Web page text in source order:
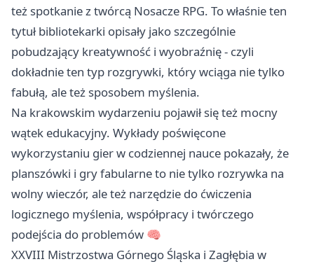
też spotkanie z twórcą Nosacze RPG. To właśnie ten
tytuł bibliotekarki opisały jako szczególnie
pobudzający kreatywność i wyobraźnię - czyli
dokładnie ten typ rozgrywki, który wciąga nie tylko
fabułą, ale też sposobem myślenia.
Na krakowskim wydarzeniu pojawił się też mocny
wątek edukacyjny. Wykłady poświęcone
wykorzystaniu gier w codziennej nauce pokazały, że
planszówki i gry fabularne to nie tylko rozrywka na
wolny wieczór, ale też narzędzie do ćwiczenia
logicznego myślenia, współpracy i twórczego
podejścia do problemów 🧠
XXVIII Mistrzostwa Górnego Śląska i Zagłębia w